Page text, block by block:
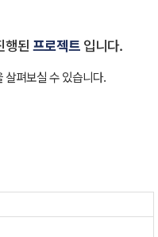
행된 프로젝트입니다.
살펴보실 수 있습니다.